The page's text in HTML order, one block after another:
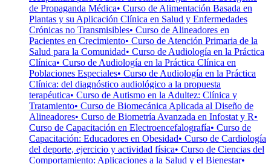
de Propaganda Médica• Curso de Alimentación Basada en
Plantas y su Aplicación Clínica en Salud y Enfermedades
Crónicas no Transmisibles• Curso de Alineadores en
Pacientes en Crecimiento• Curso de Atención Primaria de la
Salud para la Comunidad• Curso de Audiología en la Práctica
Clínica• Curso de Audiología en la Práctica Clínica en
Poblaciones Especiales• Curso de Audiología en la Práctica
Clínica: del diagnóstico audiológico a la propuesta
terapéutica• Curso de Autismo en la Adultez: Clínica y
Tratamiento• Curso de Biomecánica Aplicada al Diseño de
Alineadores• Curso de Biometría Avanzada en Infostat y R•
Curso de Capacitación en Electroencefalografía• Curso de
Capacitación: Educadores en Obesidad• Curso de Cardiología
del deporte, ejercicio y actividad física• Curso de Ciencias del
Comportamiento: Aplicaciones a la Salud y el Bienestar•